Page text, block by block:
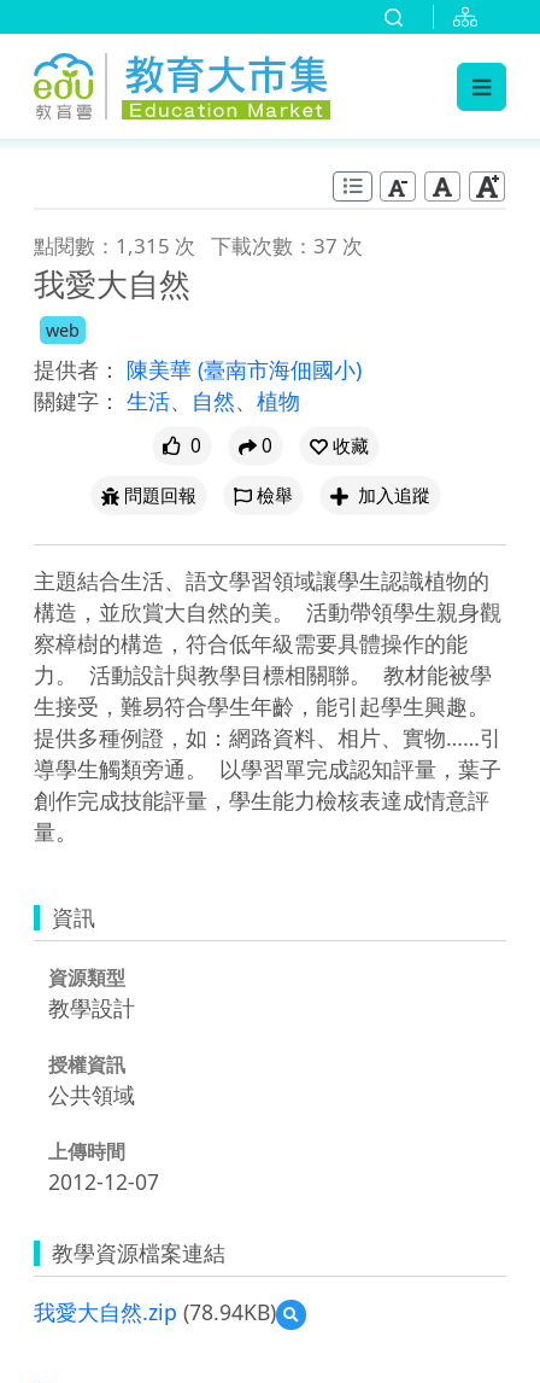
點閱數：1,315 次 下載次數：37 次
我愛大自然
web
提供者： 陳美華 (臺南市海佃國小)
關鍵字： 生活、 自然、 植物
0 0
收藏
問題回報
檢舉 加入追蹤
主題結合生活、語文學習領域讓學生認識植物的
構造，並欣賞大自然的美。  活動帶領學生親身觀
察樟樹的構造，符合低年級需要具體操作的能
力。  活動設計與教學目標相關聯。  教材能被學
生接受，難易符合學生年齡，能引起學生興趣。
提供多種例證，如：網路資料、相片、實物……引
導學生觸類旁通。  以學習單完成認知評量，葉子
創作完成技能評量，學生能力檢核表達成情意評
量。
資訊
資源類型
教學設計
授權資訊
公共領域
上傳時間
2012-12-07
教學資源檔案連結
我愛大自然.zip (78.94KB)
預
覽